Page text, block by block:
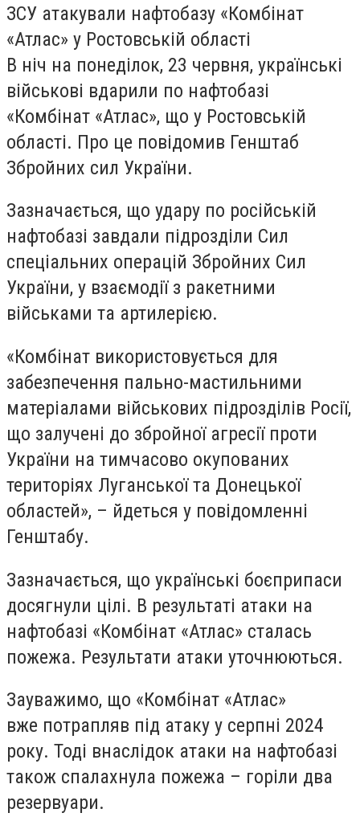
ЗСУ атакували нафтобазу «Комбінат
«Атлас» у Ростовській області
В ніч на понеділок, 23 червня, українські
військові вдарили по нафтобазі
«Комбінат «Атлас», що у Ростовській
області. Про це повідомив Генштаб
Збройних сил України.
Зазначається, що удару по російській
нафтобазі завдали підрозділи Сил
спеціальних операцій Збройних Сил
України, у взаємодії з ракетними
військами та артилерією.
«Комбінат використовується для
забезпечення пально-мастильними
матеріалами військових підрозділів Росії,
що залучені до збройної агресії проти
України на тимчасово окупованих
територіях Луганської та Донецької
областей», – йдеться у повідомленні
Генштабу.
Зазначається, що українські боєприпаси
досягнули цілі. В результаті атаки на
нафтобазі «Комбінат «Атлас» сталась
пожежа. Результати атаки уточнюються.
Зауважимо, що «Комбінат «Атлас»
вже потрапляв під атаку у серпні 2024
року. Тоді внаслідок атаки на нафтобазі
також спалахнула пожежа – горіли два
резервуари.